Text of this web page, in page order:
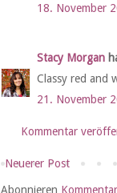
18. November
Stacy Morgan
Classy red and
21. November
Kommentar
Neuerer Post
Abonnieren